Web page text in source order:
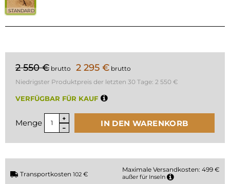
STANDARD
2 550 € brutto 2 295 € brutto
Niedrigster Produktpreis der letzten 30 Tage: 2 550 €
VERFÜGBAR FÜR KAUF
Menge IN DEN WARENKORB
Transportkosten 102 €
Maximale Versandkosten: 499 €
außer für Inseln